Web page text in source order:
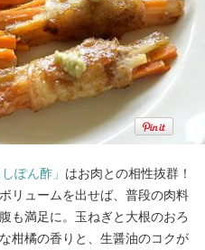
ぽん酢」 はお肉との相性抜群！
リュームを出せば、普段の肉料
も満足に。玉ねぎと大根のおろ
柑橘の香りと、生醤油のコクが